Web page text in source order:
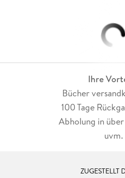
Ihre
Bücher
100 Tage
Abholung in
uvm.
ZUGESTELLT